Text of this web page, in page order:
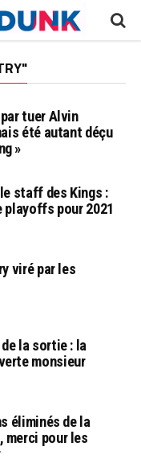
tuer Alvin
été autant déçu
»
staff des Kings :
pour 2021
viré par les
la sortie : la
monsieur
éliminés de la
merci pour les